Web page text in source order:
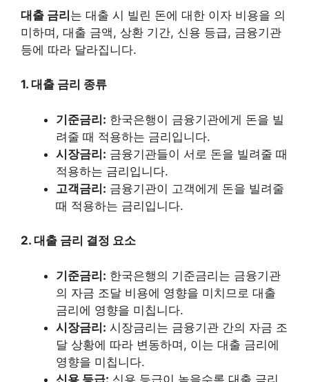
대출 금리는 대출 시 빌린 돈에 대한 이자 비용을 의
미하며, 대출 금액, 상환 기간, 신용 등급, 금융기관
등에 따라 달라집니다.
1. 대출 금리 종류
기준금리: 한국은행이 금융기관에게 돈을 빌
려줄 때 적용하는 금리입니다.
시장금리: 금융기관들이 서로 돈을 빌려줄 때
적용하는 금리입니다.
고객금리: 금융기관이 고객에게 돈을 빌려줄
때 적용하는 금리입니다.
2. 대출 금리 결정 요소
기준금리: 한국은행의 기준금리는 금융기관
의 자금 조달 비용에 영향을 미치므로 대출
금리에 영향을 미칩니다.
시장금리: 시장금리는 금융기관 간의 자금 조
달 상황에 따라 변동하며, 이는 대출 금리에
영향을 미칩니다.
신용 등급: 신용 등급이 높을수록 대출 금리